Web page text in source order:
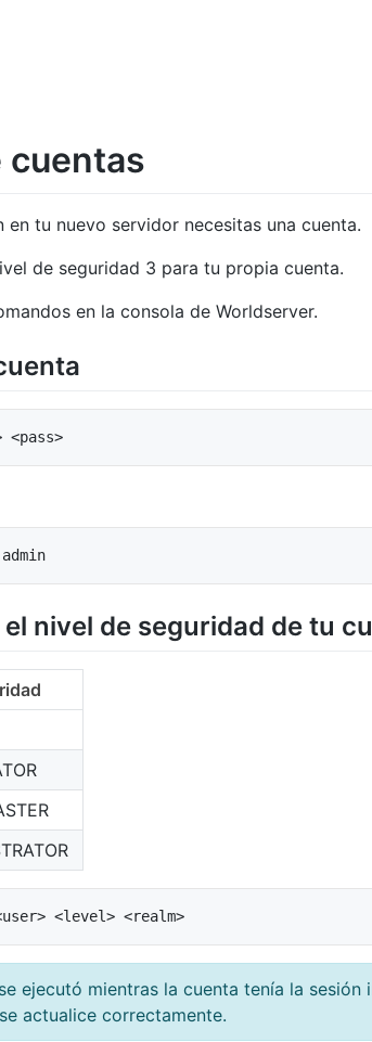
cuentas
en tu nuevo servidor necesitas una cuenta.
de seguridad 3 para tu propia cuenta.
en la consola de Worldserver.
nivel de seguridad de tu
ejecutó mientras la cuenta tenía la
actualice correctamente.